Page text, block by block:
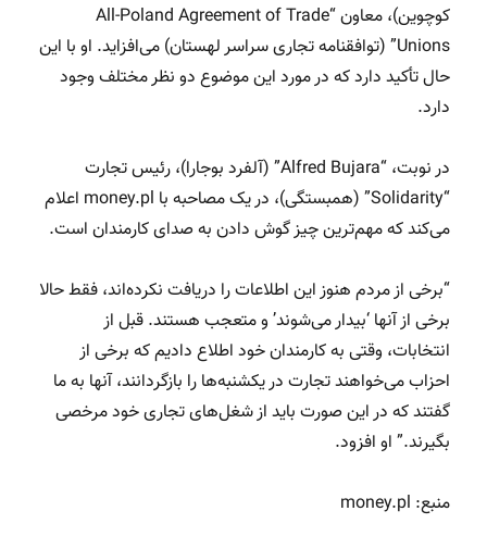
کوچوین)، معاون “All-Poland Agreement of Trade
Unions” (توافقنامه تجاری سراسر لهستان) می‌افزاید. او با این
حال تأکید دارد که در مورد این موضوع دو نظر مختلف وجود
دارد.
در نوبت، “Alfred Bujara” (آلفرد بوجارا)، رئیس تجارت
“Solidarity” (همبستگی)، در یک مصاحبه با money.pl اعلام
می‌کند که مهم‌ترین چیز گوش دادن به صدای کارمندان است.
“برخی از مردم هنوز این اطلاعات را دریافت نکرده‌اند، فقط حالا
برخی از آنها ‘بیدار می‌شوند’ و متعجب هستند. قبل از
انتخابات، وقتی به کارمندان خود اطلاع دادیم که برخی از
احزاب می‌خواهند تجارت در یکشنبه‌ها را بازگردانند، آنها به ما
گفتند که در این صورت باید از شغل‌های تجاری خود مرخصی
بگیرند.” او افزود.
منبع: money.pl